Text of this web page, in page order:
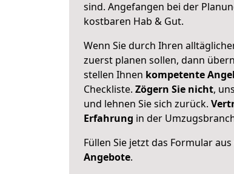
sind. Angefangen bei der
kostbaren Hab & Gut.
Wenn Sie durch Ihren
zuerst planen sollen, dann
stellen Ihnen kompetente
Checkliste. Zögern Sie nicht,
und lehnen Sie sich zurück.
Erfahrung in der
Füllen Sie jetzt das Formular
Angebote.